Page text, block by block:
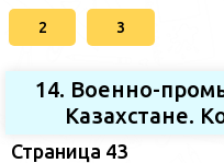
2 3
14. Военно-
Казахстане.
Страница 43